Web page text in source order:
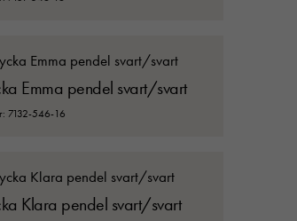
Emma pendel svart/svart
7132-546-16
Klara pendel svart/svart